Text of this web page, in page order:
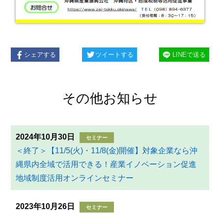
シェアする ツイートする LINEで送る
その他お知らせ
2024年10月30日 セミナー
＜終了＞【11/5(火)・11/8(金)開催】対象企業なら沖
縄県内全域で活用できる！産業イノベーション促進
地域制度活用オンラインセミナー
2023年10月26日 セミナー